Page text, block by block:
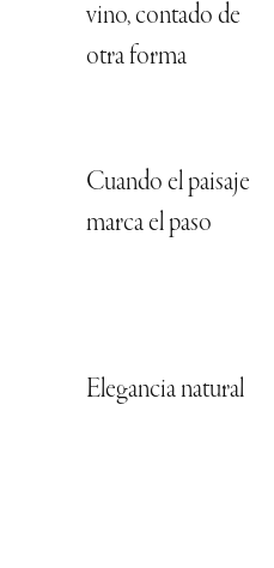
vino, contado de
otra forma
Cuando el paisaje
marca el paso
Elegancia natural